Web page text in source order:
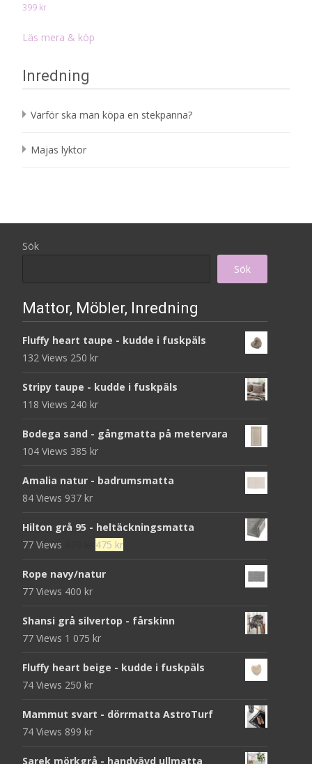
399 kr
Läs mera & köp
Inredning
Varför ska man köpa en stekpanna?
Majas lyktor
Sök
Sök
Mattor, Möbler, Inredning
Fluffy heart taupe - kudde i fuskpäls
132 Views 250 kr
Stripy taupe - kudde i fuskpäls
118 Views 240 kr
Bodega sand - gångmatta på metervara
104 Views 385 kr
Amalia natur - badrumsmatta
84 Views 937 kr
Hilton grå 95 - heltäckningsmatta
77 Views
Det
priset
475 krDet
475 kr.
Rope navy/natur
77 Views 400 kr
Shansi grå silvertop - fårskinn
77 Views 1 075 kr
Fluffy heart beige - kudde i fuskpäls
74 Views 250 kr
Mammut svart - dörrmatta AstroTurf
74 Views 899 kr
Sarek mörkgrå - handvävd ullmatta